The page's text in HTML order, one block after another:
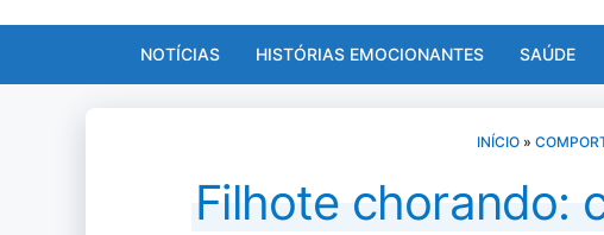
NOTÍCIAS HISTÓRIAS EMOCIONANTES SAÚDE
INÍCIO »
Filhote chorando: